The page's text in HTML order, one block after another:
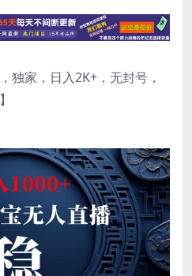
独家，日入2K+，无封号，